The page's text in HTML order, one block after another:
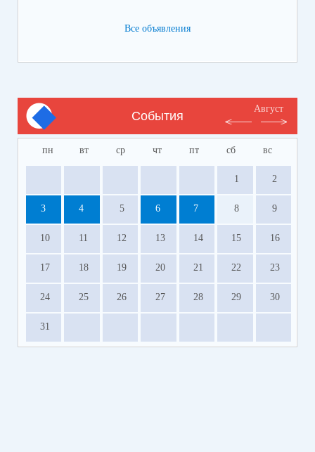
Все объявления
События
Август
пн вт ср чт пт сб вс
1 2
3 4 5 6 7 8 9
10 11 12 13 14 15 16
17 18 19 20 21 22 23
24 25 26 27 28 29 30
31